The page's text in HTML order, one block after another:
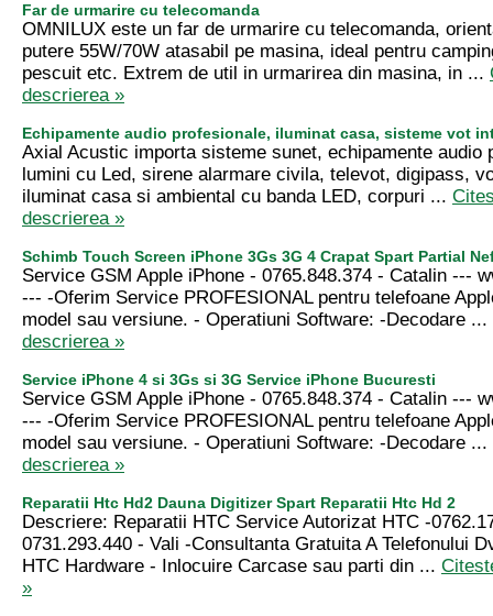
Far de urmarire cu telecomanda
OMNILUX este un far de urmarire cu telecomanda,
putere 55W/70W atasabil pe masina, ideal pentru
pescuit etc. Extrem de util in urmarirea din masina, in ...
descrierea »
Echipamente audio profesionale, iluminat casa, sisteme vot
Axial Acustic importa sisteme sunet, echipamente audio
lumini cu Led, sirene alarmare civila, televot, digipass,
iluminat casa si ambiental cu banda LED, corpuri ...
descrierea »
Schimb Touch Screen iPhone 3Gs 3G 4 Crapat Spart Partial
Service GSM Apple iPhone - 0765.848.374 - Catalin ---
--- -Oferim Service PROFESIONAL pentru telefoane
model sau versiune. - Operatiuni Software: -Decodare ...
descrierea »
Service iPhone 4 si 3Gs si 3G Service iPhone Bucuresti
Service GSM Apple iPhone - 0765.848.374 - Catalin ---
--- -Oferim Service PROFESIONAL pentru telefoane
model sau versiune. - Operatiuni Software: -Decodare ...
descrierea »
Reparatii Htc Hd2 Dauna Digitizer Spart Reparatii Htc Hd 2
Descriere: Reparatii HTC Service Autorizat HTC -
0731.293.440 - Vali -Consultanta Gratuita A Telefonului
HTC Hardware - Inlocuire Carcase sau parti din ...
»